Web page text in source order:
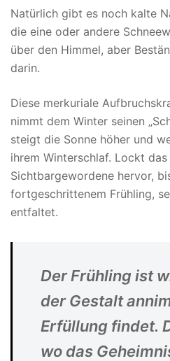
Natürlich gibt es noch kalte
die eine oder andere
über den Himmel, aber
darin.
Diese merkuriale
nimmt dem Winter seinen
steigt die Sonne höher und
ihrem Winterschlaf. Lockt
Sichtbargewordene hervor,
fortgeschrittenem Frühling,
entfaltet.
Der Frühling ist
der Gestalt
Erfüllung findet.
wo das